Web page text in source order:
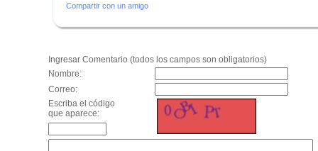
Compartir con un amigo
Ingresar Comentario (todos los campos son obligatorios)
Nombre:
Correo:
Escriba el código
que aparece: